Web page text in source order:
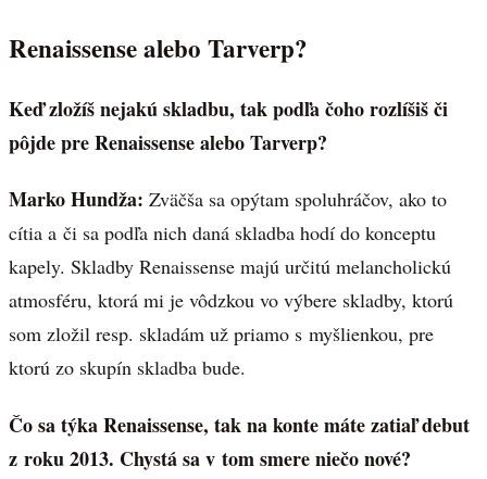
Renaissense alebo Tarverp?
Keď zložíš nejakú skladbu, tak podľa čoho rozlíšiš či
pôjde pre Renaissense alebo Tarverp?
Marko Hundža: Zväčša sa opýtam spoluhráčov, ako to
cítia a či sa podľa nich daná skladba hodí do konceptu
kapely. Skladby Renaissense majú určitú melancholickú
atmosféru, ktorá mi je vôdzkou vo výbere skladby, ktorú
som zložil resp. skladám už priamo s myšlienkou, pre
ktorú zo skupín skladba bude.
Čo sa týka Renaissense, tak na konte máte zatiaľ debut
z roku 2013. Chystá sa v tom smere niečo nové?